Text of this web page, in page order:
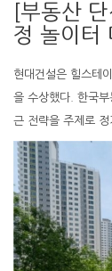
[부동산
정 놀이터
현대건설은 힐스테
을 수상했다. 한국부
근 전략을 주제로 정